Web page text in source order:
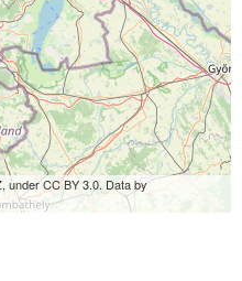
under CC BY 3.0. Data by